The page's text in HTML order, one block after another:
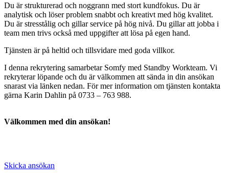
Du är strukturerad och noggrann med stort kundfokus. Du är
analytisk och löser problem snabbt och kreativt med hög kvalitet.
Du är stresstålig och gillar service på hög nivå. Du gillar att jobba i
team men trivs också med uppgifter att lösa på egen hand.
Tjänsten är på heltid och tillsvidare med goda villkor.
I denna rekrytering samarbetar Somfy med Standby Workteam. Vi
rekryterar löpande och du är välkommen att sända in din ansökan
snarast via länken nedan. För mer information om tjänsten kontakta
gärna Karin Dahlin på 0733 – 763 988.
Välkommen med din ansökan!
Skicka ansökan